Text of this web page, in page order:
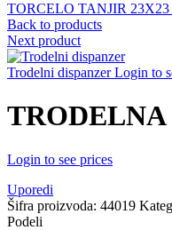
TORCELO TANJIR 23X23
Back to products
Next product
Trodelni dispanzerLogin to
Login to see prices
Uporedi
Šifra proizvoda: 44019
Podeli